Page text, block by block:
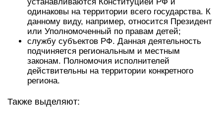
одинаковы на территории всего государства. К
данному виду, например, относится Президент
или Уполномоченный по правам детей;
службу субъектов РФ. Данная деятельность
подчиняется региональным и местным
законам. Полномочия исполнителей
действительны на территории конкретного
региона.
Также выделяют: